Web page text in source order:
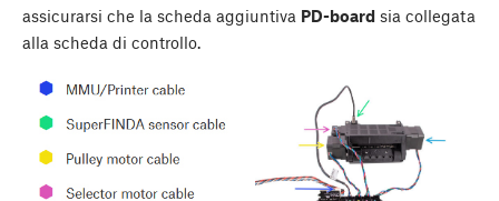
assicurarsi che la scheda aggiuntiva PD-board sia collegata
alla scheda di controllo.